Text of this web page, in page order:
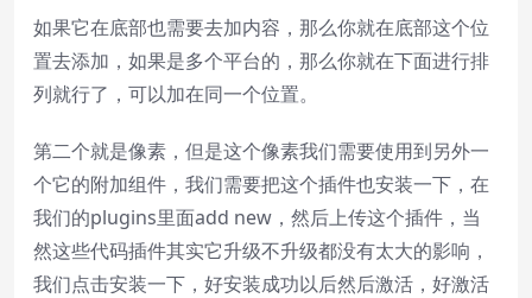
如果它在底部也需要去加内容，那么你就在底部这个位
置去添加，如果是多个平台的，那么你就在下面进行排
列就行了，可以加在同一个位置。
第二个就是像素，但是这个像素我们需要使用到另外一
个它的附加组件，我们需要把这个插件也安装一下，在
我们的plugins里面add new，然后上传这个插件，当
然这些代码插件其实它升级不升级都没有太大的影响，
我们点击安装一下，好安装成功以后然后激活，好激活